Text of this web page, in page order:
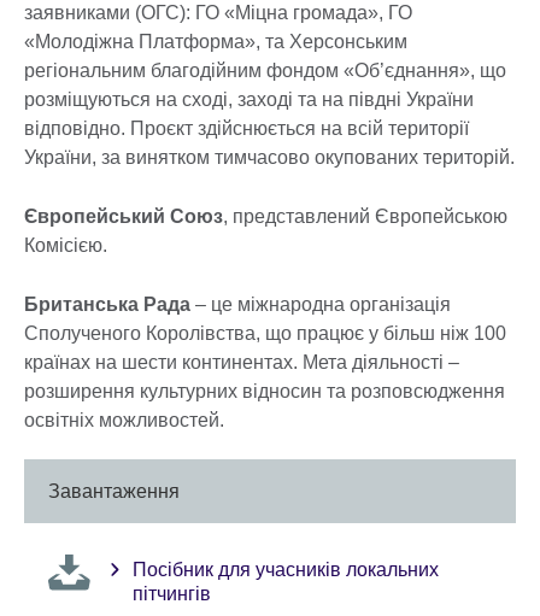
заявниками (ОГС): ГО «Міцна громада», ГО
«Молодіжна Платформа», та Херсонським
регіональним благодійним фондом «Об’єднання», що
розміщуються на сході, заході та на півдні України
відповідно. Проєкт здійснюється на всій території
України, за винятком тимчасово окупованих територій.
Європейський Союз, представлений Європейською
Комісією.
Британська Рада – це міжнародна організація
Сполученого Королівства, що працює у більш ніж 100
країнах на шести континентах. Мета діяльності –
розширення культурних відносин та розповсюдження
освітніх можливостей.
Завантаження
Посібник для учасників локальних
пітчингів